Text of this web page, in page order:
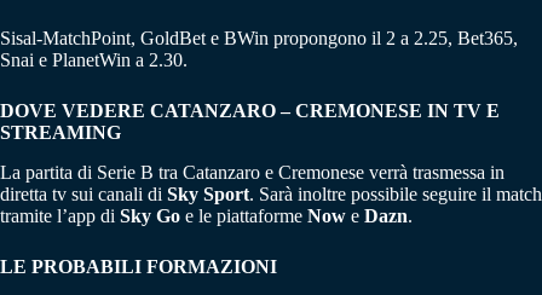
Sisal-MatchPoint, GoldBet e BWin propongono il 2 a 2.25, Bet365,
Snai e PlanetWin a 2.30.
DOVE VEDERE CATANZARO – CREMONESE IN TV E
STREAMING
La partita di Serie B tra Catanzaro e Cremonese verrà trasmessa in
diretta tv sui canali di Sky Sport. Sarà inoltre possibile seguire il match
tramite l’app di Sky Go e le piattaforme Now e Dazn.
LE PROBABILI FORMAZIONI